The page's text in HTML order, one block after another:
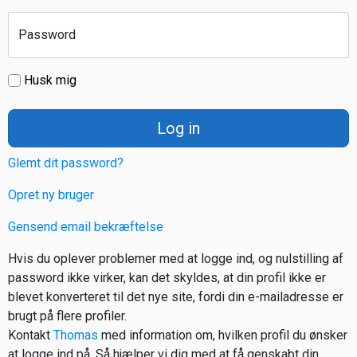
Password
Husk mig
Log in
Glemt dit password?
Opret ny bruger
Gensend email bekræftelse
Hvis du oplever problemer med at logge ind, og nulstilling af
password ikke virker, kan det skyldes, at din profil ikke er
blevet konverteret til det nye site, fordi din e-mailadresse er
brugt på flere profiler.
Kontakt Thomas med information om, hvilken profil du ønsker